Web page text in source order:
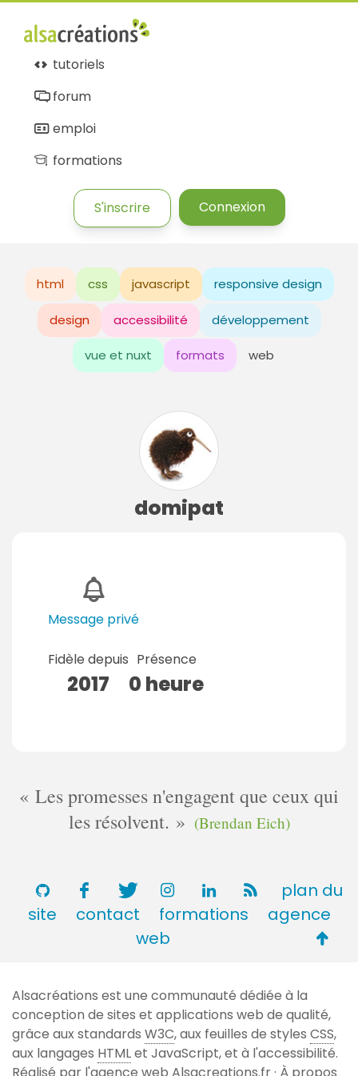
tutoriels
forum
emploi
formations
S'inscrire Connexion
html css javascript responsive design
design accessibilité développement
vue et nuxt formats web
domipat
Message privé
Fidèle depuis
2017
Présence
0 heure
Les promesses n'engagent que ceux qui
les résolvent.
(Brendan Eich)
plan du
site
contact formations
agence
web
de
page
Alsacréations est une communauté dédiée à la
conception de sites et applications web de qualité,
grâce aux standards W3C, aux feuilles de styles CSS,
aux langages HTMLet JavaScript, et à l'accessibilité.